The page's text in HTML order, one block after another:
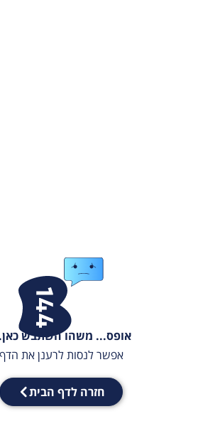
אופס... משהו השתבש
אפשר לנסות לרענן את הדף
חזרה לדף הבית